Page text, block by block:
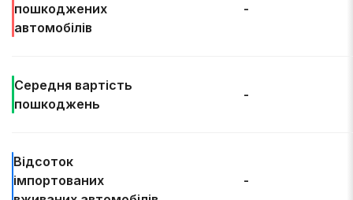
пошкоджених
автомобілів
-
Середня вартість
пошкоджень
-
Відсоток
імпортованих
-